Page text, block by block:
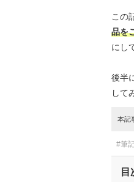
この
品を
にし
後半
して
本記
#筆
目